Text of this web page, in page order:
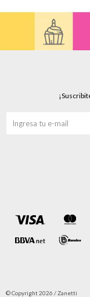
© Copyright 2026 / Zanetti